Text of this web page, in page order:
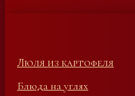
Люля из картофеля
Блюда на углях